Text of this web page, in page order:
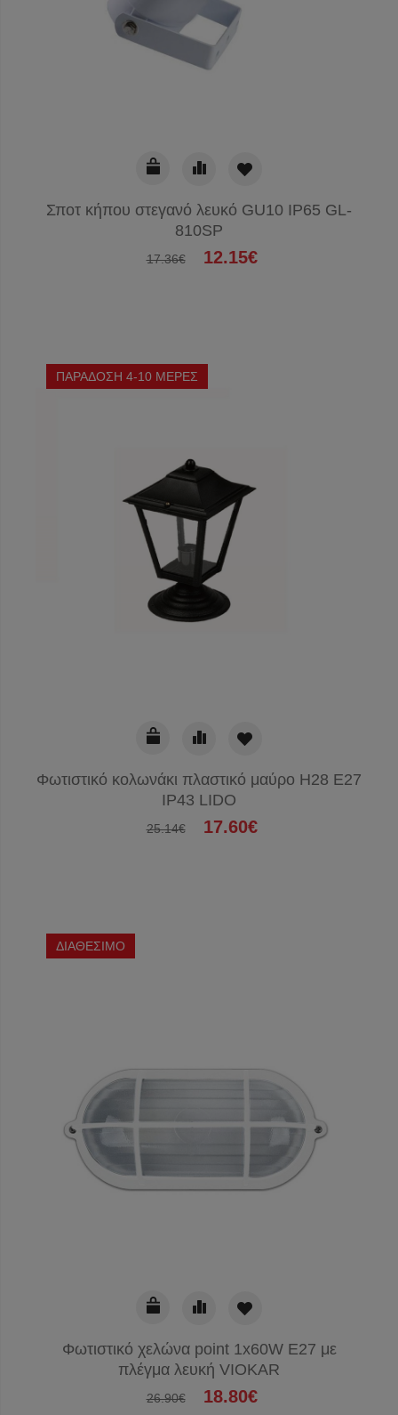
Σποτ κήπου στεγανό λευκό GU10 IP65 GL-
810SP
17.36€ 12.15€
ΠΑΡΑΔΟΣΗ 4-10 ΜΕΡΕΣ
Φωτιστικό κολωνάκι πλαστικό μαύρο Η28 Ε27
IP43 LIDO
25.14€ 17.60€
ΔΙΑΘΕΣΙΜΟ
Φωτιστικό χελώνα point 1x60W E27 με
πλέγμα λευκή VIOKAR
26.90€ 18.80€